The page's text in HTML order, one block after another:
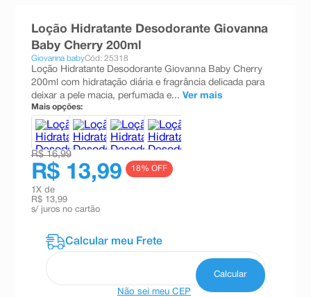
Loção Hidratante Desodorante Giovanna
Baby Cherry 200ml
Giovanna babyCód: 25318
Loção Hidratante Desodorante Giovanna Baby Cherry
200ml com hidratação diária e fragrância delicada para
deixar a pele macia, perfumada e... Ver mais
Mais opções:
R$ 16,99
R$ 13,99 18% OFF
1 X de
R$ 13,99
s/ juros no cartão
Não sei meu CEP
esmalte
10ºabsorvente